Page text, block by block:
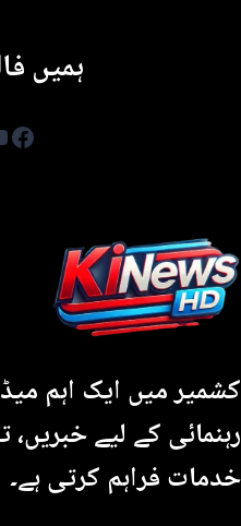
ہمیں
کشمیر میں ایک اہم
رہنمائی کے لیے
خدمات فراہم کرتی ہے۔